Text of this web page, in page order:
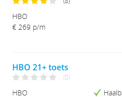
HBO
€ 269 p/m
HBO 21+ toets
(0)
HBO